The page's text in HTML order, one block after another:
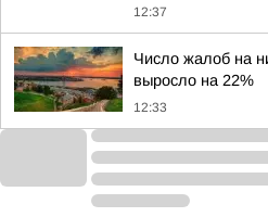
12:37
Число жалоб на
выросло на 22%
12:33